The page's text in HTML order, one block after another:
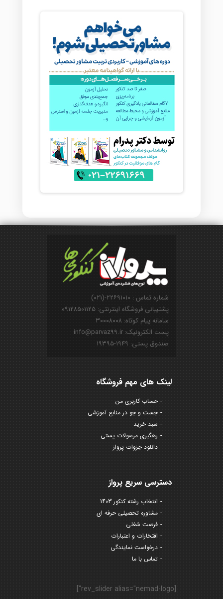
شماره تماس : ۲۲۶۹۱۰۱۰-(۰۲۱)
پشتیبانی فروشگاه اینترنتی: ۰۹۱۲۸۵۰۱۱۲۵
سامانه پیام کوتاه: ۳۰۰۰۸۰۰۸
پست الکترونیک: info@parvaz99.ir
صندوق پستی: ۱۹۴۹-۱۹۳۹۵
لینک های مهم فروشگاه
حساب کاربری من
جست و جو در منابع آموزشی
سبد خرید
رهگیری مرسولات پستی
دانلود جزوات پرواز
دسترسی سریع پرواز
انتخاب رشته کنکور 1403
مشاوره تحصیلی حرفه ای
فرصت شغلی
افتخارات و اعتبارات
درخواست نمایندگی
تماس با ما
[rev_slider alias="nemad-logo"]